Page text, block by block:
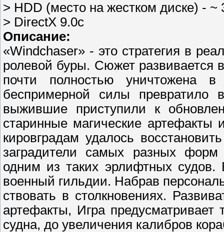
> HDD (место на жестком диске) - ~
> DirectX 9.0c
Описание:
«Windchaser» - это стратегия в
ролевой буры. Сюжет развивается
почти полностью уничтожена
беспримерной силы превратило
выжившие приступили к
старинные магические артефакты
кировградам удалось
заградители самых разных форм
одним из таких эрлифтных
военный гильдии. Набрав
ствовать в столкновениях.
артефакты, Игра
судна, до увеличения калибров